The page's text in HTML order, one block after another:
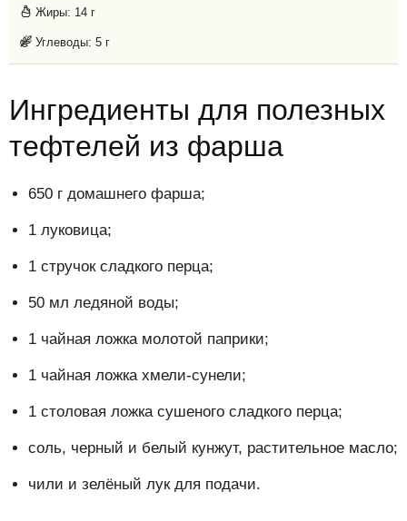
Жиры: 14 г
Углеводы: 5 г
Ингредиенты для полезных
тефтелей из фарша
650 г домашнего фарша;
1 луковица;
1 стручок сладкого перца;
50 мл ледяной воды;
1 чайная ложка молотой паприки;
1 чайная ложка хмели-сунели;
1 столовая ложка сушеного сладкого перца;
соль, черный и белый кунжут, растительное масло;
чили и зелёный лук для подачи.